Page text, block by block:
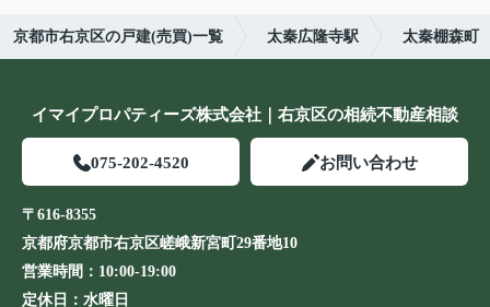
京都市右京区の戸建(売買)一覧 太秦広隆寺駅 太秦棚森町
イマイプロパティーズ株式会社｜右京区の相続不動産相談
075-202-4520 お問い合わせ
〒616-8355
京都府京都市右京区嵯峨新宮町29番地10
営業時間： 10:00-19:00
定休日： 水曜日